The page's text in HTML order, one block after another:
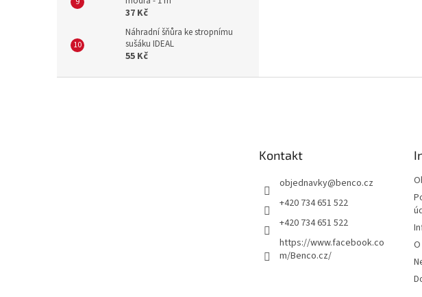
37 Kč
Náhradní šňůra ke stropnímu
sušáku IDEAL
55 Kč
Kontakt
objednavky@benco.cz
+420 734 651 522
+420 734 651 522
https://www.facebook.co
m/Benco.cz/